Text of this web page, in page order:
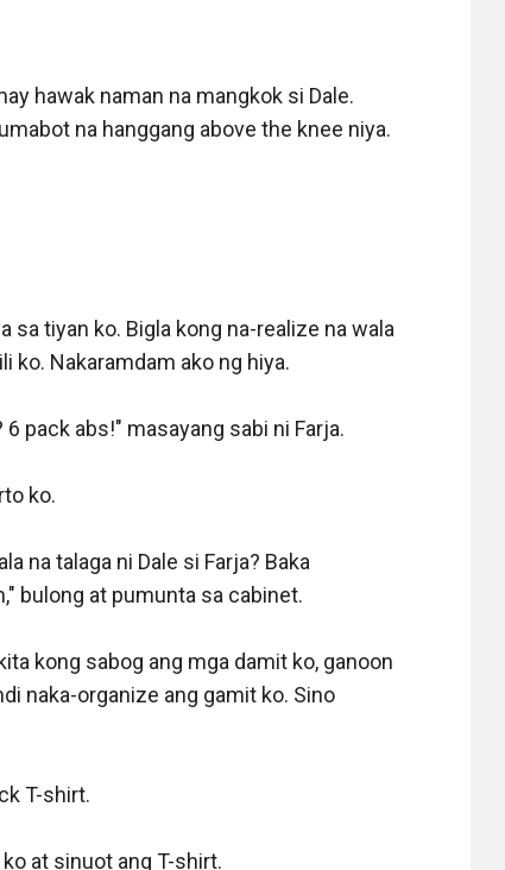
hawak naman na mangkok si Dale.
na hanggang above the knee niya.
sa tiyan ko. Bigla kong na-realize na wala
ko. Nakaramdam ako ng hiya.
pack abs!" masayang sabi ni Farja.
ko.
na talaga ni Dale si Farja? Baka
bulong at pumunta sa cabinet.
kong sabog ang mga damit ko, ganoon
naka-organize ang gamit ko. Sino
T-shirt.
at sinuot ang T-shirt.